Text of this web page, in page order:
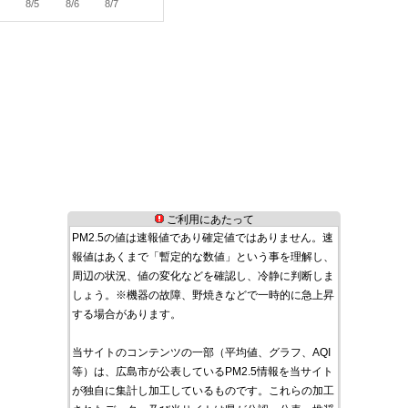
8/5 8/6 8/7
ご利用にあたって
PM2.5の値は速報値であり確定値ではありません。速
報値はあくまで「暫定的な数値」という事を理解し、
周辺の状況、値の変化などを確認し、冷静に判断しま
しょう。※機器の故障、野焼きなどで一時的に急上昇
する場合があります。
当サイトのコンテンツの一部（平均値、グラフ、AQI
等）は、広島市が公表しているPM2.5情報を当サイト
が独自に集計し加工しているものです。これらの加工